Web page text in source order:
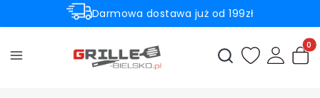
Darmowa dostawa już od 199zł
Otwórz